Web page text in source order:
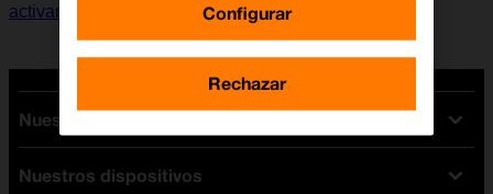
activar Buscar mi iPhone.
Nuestras tarifas
Tarifas Orange
Nuestros dispositivos
Configurar
Rechazar